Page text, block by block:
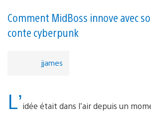
Comment MidBoss innove avec
conte cyberpunk
jjames
L’idée était dans l’air depuis un